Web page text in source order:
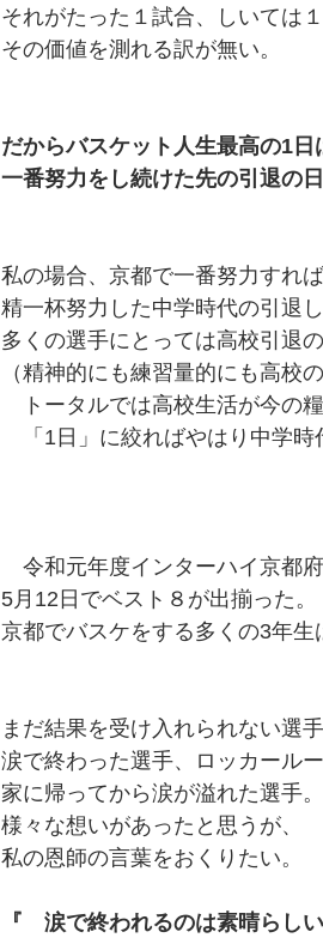
それがたった１試合、しいては
その価値を測れる訳が無い。
だからバスケット人生最高の1日
一番努力をし続けた先の引退の日
私の場合、京都で一番努力すれ
精一杯努力した中学時代の引退
多くの選手にとっては高校引退
（精神的にも練習量的にも高校
トータルでは高校生活が今の
「1日」に絞ればやはり中学時
令和元年度インターハイ京都
5月12日でベスト８が出揃った。
京都でバスケをする多くの3年生
まだ結果を受け入れられない選手
涙で終わった選手、ロッカール
家に帰ってから涙が溢れた選手。
様々な想いがあったと思うが、
私の恩師の言葉をおくりたい。
『　涙で終われるのは素晴らしい